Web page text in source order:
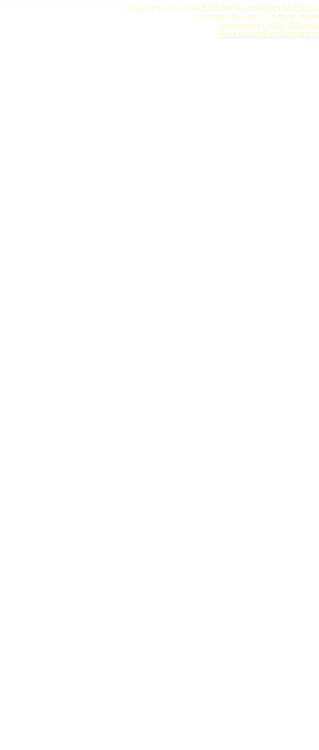
Copyright © by ANKA
So finden Sie uns in Stuttgart:
Impressum| AGB|
Anka Goldankauf Stuttgart